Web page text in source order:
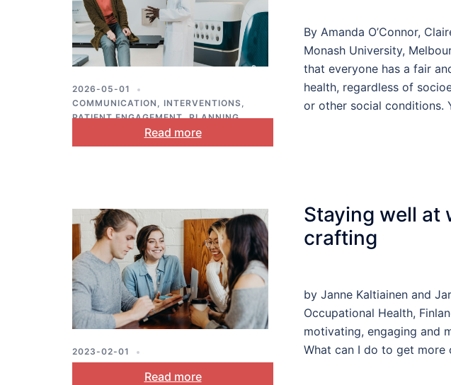
2026-05-01
COMMUNICATION , INTERVENTIONS,
PATIENT ENGAGEMENT,PLANNING,
PUBLIC HEALTH
By Amanda O’Connor,
Monash University,
that everyone has a fair
health, regardless of
or other social conditions.
Read more
2023-02-01
MOTIVATION,PLANNING,STRESS
Staying well at
crafting
by Janne Kaltiainen and
Occupational Health,
motivating, engaging and
What can I do to get
Read more